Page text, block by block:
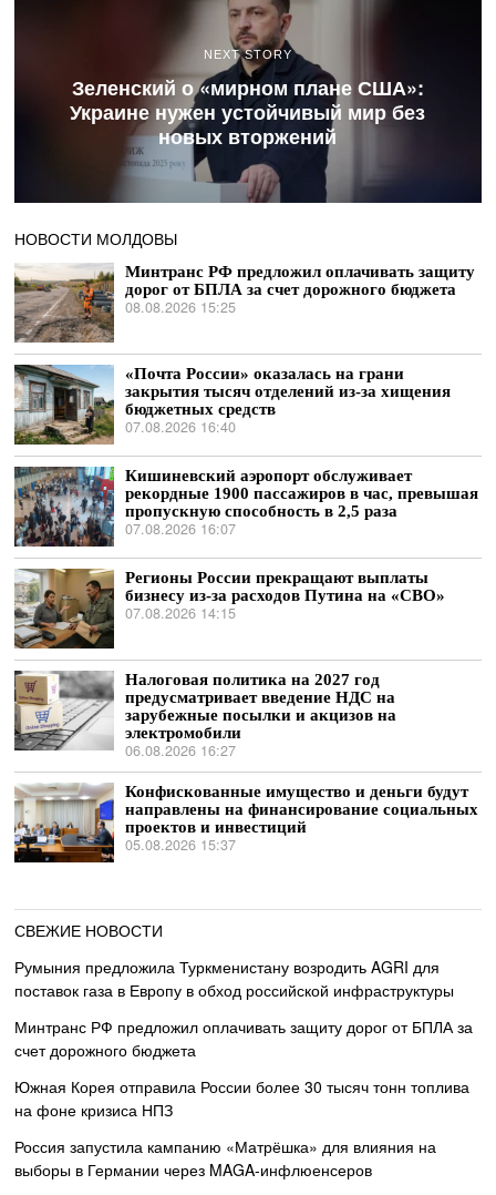
NEXT STORY
Зеленский о «мирном плане США»:
Украине нужен устойчивый мир без
новых вторжений
НОВОСТИ МОЛДОВЫ
Минтранс РФ предложил оплачивать защиту
дорог от БПЛА за счет дорожного бюджета
08.08.2026 15:25
«Почта России» оказалась на грани
закрытия тысяч отделений из-за хищения
бюджетных средств
07.08.2026 16:40
Кишиневский аэропорт обслуживает
рекордные 1900 пассажиров в час, превышая
пропускную способность в 2,5 раза
07.08.2026 16:07
Регионы России прекращают выплаты
бизнесу из-за расходов Путина на «СВО»
07.08.2026 14:15
Налоговая политика на 2027 год
предусматривает введение НДС на
зарубежные посылки и акцизов на
электромобили
06.08.2026 16:27
Конфискованные имущество и деньги будут
направлены на финансирование социальных
проектов и инвестиций
05.08.2026 15:37
СВЕЖИЕ НОВОСТИ
Румыния предложила Туркменистану возродить AGRI для
поставок газа в Европу в обход российской инфраструктуры
Минтранс РФ предложил оплачивать защиту дорог от БПЛА за
счет дорожного бюджета
Южная Корея отправила России более 30 тысяч тонн топлива
на фоне кризиса НПЗ
Россия запустила кампанию «Матрёшка» для влияния на
выборы в Германии через MAGA-инфлюенсеров